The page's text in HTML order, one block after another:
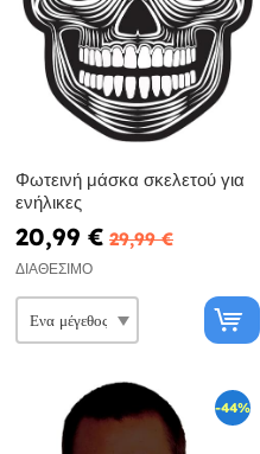
Φωτεινή μάσκα σκελετού για
ενήλικες
20,99 € 29,99 €
ΔΙΑΘΈΣΙΜΟ
-44%